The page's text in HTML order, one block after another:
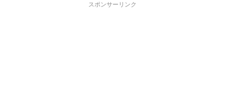
スポンサーリンク